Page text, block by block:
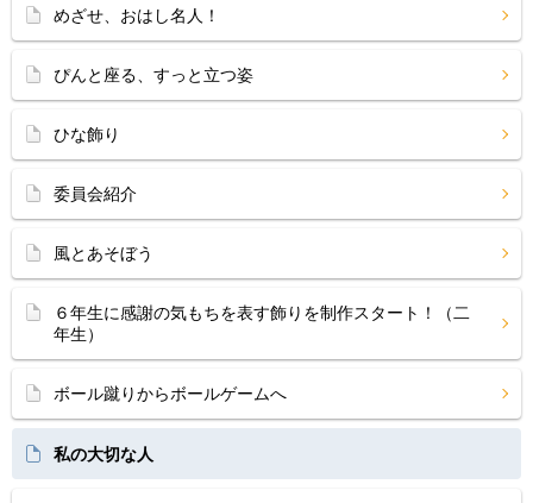
めざせ、おはし名人！
ぴんと座る、すっと立つ姿
ひな飾り
委員会紹介
風とあそぼう
６年生に感謝の気もちを表す飾りを制作スタート！（二
年生）
ボール蹴りからボールゲームへ
私の大切な人